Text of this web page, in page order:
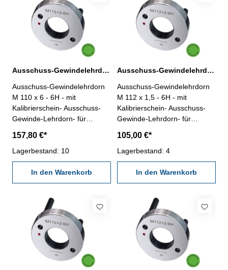
Ausschuss-Gewindelehrdorn M 110 x 6 - 6H DIN 13
Ausschuss-Gewindelehrdorn
M 110 x 6 - 6H - mit
Kalibrierschein- Ausschuss-
Gewinde-Lehrdorn- für
rechts- aus gehärtetem
Lehrenstahl- Norm DIN 13,
6H- mit Erleichterungsbohrung
und zwei Handgriffen
Nennmaß: M 110 x 6
157,80 €*
Lagerbestand: 10
In den Warenkorb
Ausschuss-Gewindelehrdorn M 112 x 1,5 - 6H DIN 13
Ausschuss-Gewindelehrdorn
M 112 x 1,5 - 6H - mit
Kalibrierschein- Ausschuss-
Gewinde-Lehrdorn- für
rechts- aus gehärtetem
Lehrenstahl- Norm DIN 13,
6H- mit Erleichterungsbohrung
und zwei Handgriffen
Nennmaß: M 112 x 1,5
105,00 €*
Lagerbestand: 4
In den Warenkorb